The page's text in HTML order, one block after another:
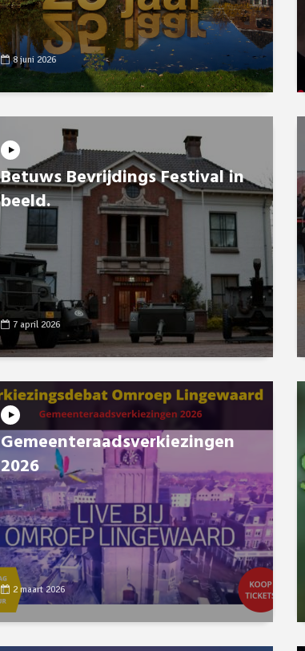
8 juni 2026
Betuws Bevrijdings Festival in
beeld.
7 april 2026
Gemeenteraadsverkiezingen
2026
2 maart 2026